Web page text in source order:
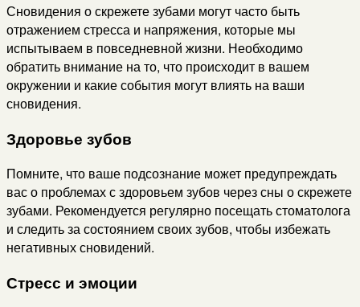
Сновидения о скрежете зубами могут часто быть
отражением стресса и напряжения, которые мы
испытываем в повседневной жизни. Необходимо
обратить внимание на то, что происходит в вашем
окружении и какие события могут влиять на ваши
сновидения.
Здоровье зубов
Помните, что ваше подсознание может предупреждать
вас о проблемах с здоровьем зубов через сны о скрежете
зубами. Рекомендуется регулярно посещать стоматолога
и следить за состоянием своих зубов, чтобы избежать
негативных сновидений.
Стресс и эмоции